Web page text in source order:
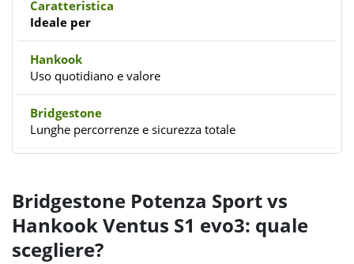
Ideale per
Uso quotidiano e valore
Lunghe percorrenze e sicurezza totale
Bridgestone Potenza Sport vs
Hankook Ventus S1 evo3: quale
scegliere?